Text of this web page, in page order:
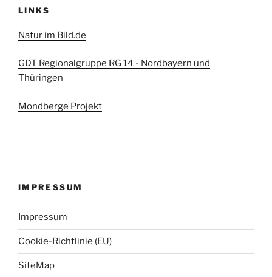
LINKS
Natur im Bild.de
GDT Regionalgruppe RG 14 - Nordbayern und
Thüringen
Mondberge Projekt
IMPRESSUM
Impressum
Cookie-Richtlinie (EU)
SiteMap